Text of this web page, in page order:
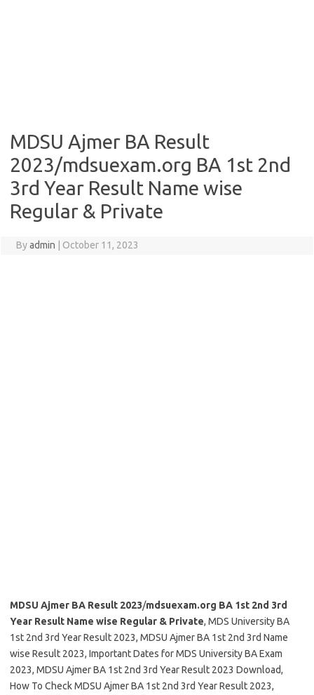
MDSU Ajmer BA Result
2023/mdsuexam.org BA 1st 2nd
3rd Year Result Name wise
Regular & Private
Byadmin October 11, 2023
MDSU Ajmer BA Result 2023/mdsuexam.org BA 1st 2nd 3rd
Year Result Name wise Regular & Private, MDS University BA
1st 2nd 3rd Year Result 2023, MDSU Ajmer BA 1st 2nd 3rd Name
wise Result 2023, Important Dates for MDS University BA Exam
2023, MDSU Ajmer BA 1st 2nd 3rd Year Result 2023 Download,
How To Check MDSU Ajmer BA 1st 2nd 3rd Year Result 2023,